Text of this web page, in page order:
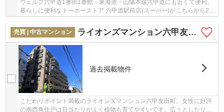
ウェルブ六甲道1番街1番館：東海道・山陽本線六甲道にも近くて便利。
暮らしに便利なトーホーストア 六甲道駅前店(スーパー)がこちらから2m
売買 | 中古マンション
ライオンズマンション六甲友田町
過去掲載物件
こだわりポイント満載のライオンズマンション六甲友田町。女性に好評
の南西角住戸は日当たりがよく植物も育てやすいです。広々としたリビ